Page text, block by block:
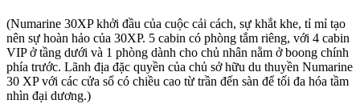
(Numarine 30XP khởi đầu của cuộc cải cách, sự khắt khe, tỉ mỉ tạo
nên sự hoàn hảo của 30XP. 5 cabin có phòng tắm riêng, với 4 cabin
VIP ở tầng dưới và 1 phòng dành cho chủ nhân nằm ở boong chính
phía trước. Lãnh địa đặc quyền của chủ sở hữu du thuyền Numarine
30 XP với các cửa sổ có chiều cao từ trần đến sàn để tối đa hóa tầm
nhìn đại dương.)